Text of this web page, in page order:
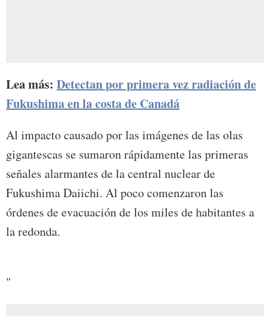
Lea más: Detectan por primera vez radiación de
Fukushima en la costa de Canadá
Al impacto causado por las imágenes de las olas
gigantescas se sumaron rápidamente las primeras
señales alarmantes de la central nuclear de
Fukushima Daiichi. Al poco comenzaron las
órdenes de evacuación de los miles de habitantes a
la redonda.
"